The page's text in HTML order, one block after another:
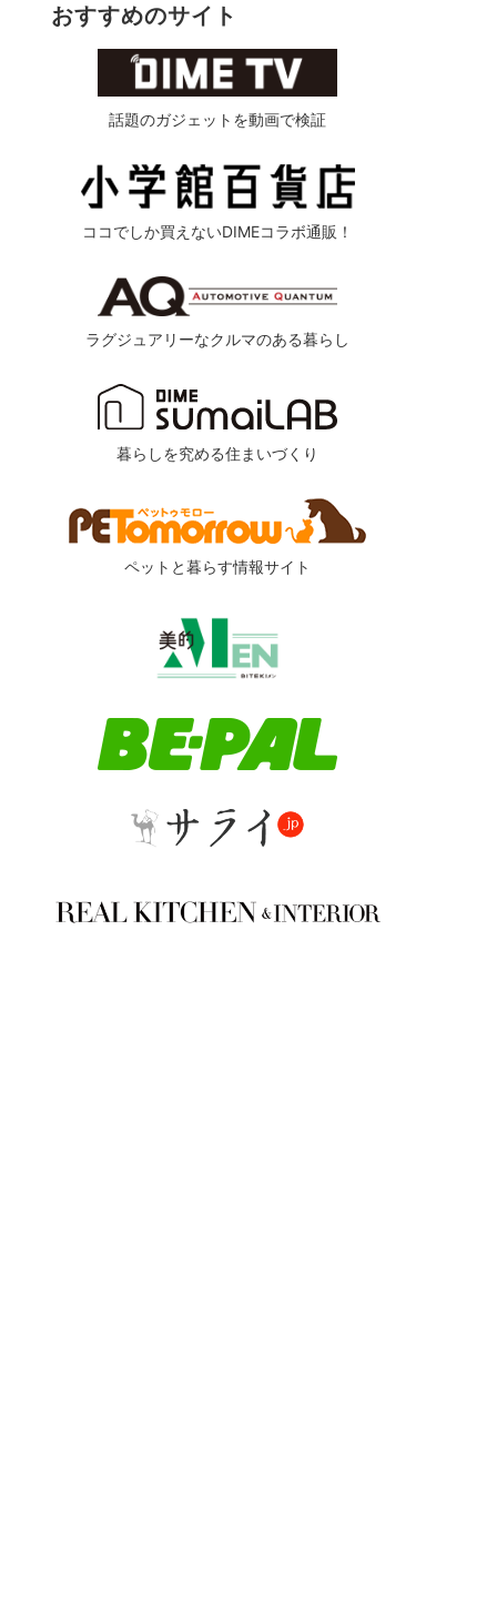
おすすめのサイト
話題のガジェットを動画で検証
ココでしか買えないDIMEコラボ通販！
ラグジュアリーなクルマのある暮らし
暮らしを究める住まいづくり
ペットと暮らす情報サイト